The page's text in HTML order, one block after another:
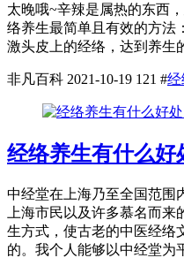
太晚哦~辛辣是属热的东西
络养生最简单且有效的方法
激头皮上的经络，达到养生
非凡百科 2021-10-19 121 #经
经络养生有什么好
中经堂在上海乃至全国范围
上海市民以及许多慕名而
生方式，使古老的中医经络
的。我个人能够以中经堂为